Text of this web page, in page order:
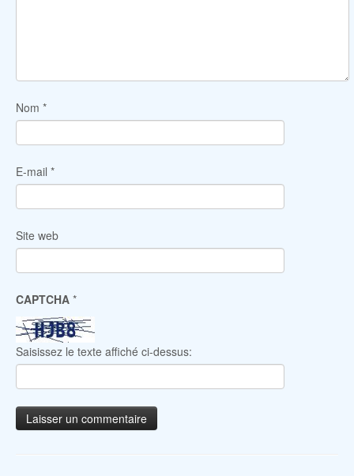
Nom *
E-mail *
Site web
CAPTCHA *
Saisissez le texte affiché ci-dessus: